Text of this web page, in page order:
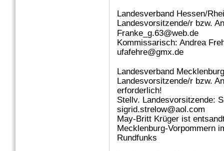
Landesverband Hessen/
Landesvorsitzende/r bzw.
Franke_g.63@web.de
Kommissarisch: Andrea
ufafehre@gmx.de
Landesverband
Landesvorsitzende/r bzw.
erforderlich!
Stellv. Landesvorsitzende:
sigrid.strelow@aol.com
May-Britt Krüger ist
Mecklenburg-Vorpommern
Rundfunks